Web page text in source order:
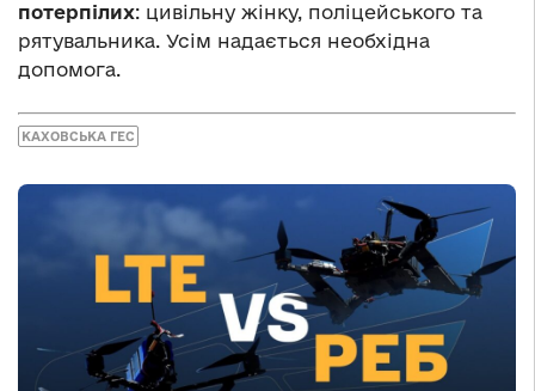
потерпілих: цивільну жінку, поліцейського та
рятувальника. Усім надається необхідна
допомога.
КАХОВСЬКА ГЕС